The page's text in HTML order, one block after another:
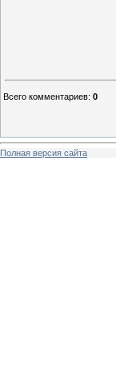
Всего комментариев: 0
Полная версия сайта